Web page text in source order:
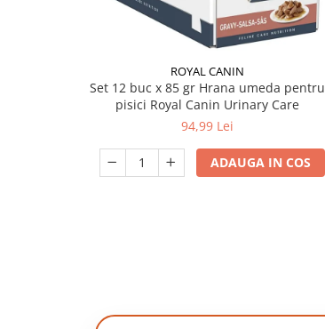
ROYAL CANIN
Set 12 buc x 85 gr Hrana umeda pentru
pisici Royal Canin Urinary Care
94,99 Lei
ADAUGA IN COS